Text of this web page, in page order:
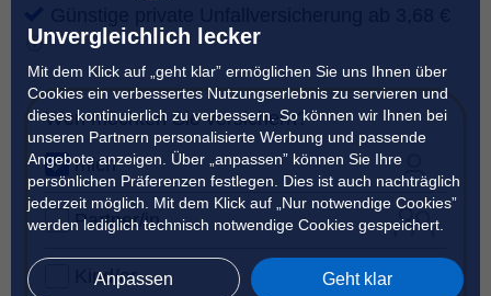
Unvergleichlich lecker
Mit dem Klick auf „geht klar” ermöglichen Sie uns Ihnen über
Cookies ein verbessertes Nutzungserlebnis zu servieren und
dieses kontinuierlich zu verbessern. So können wir Ihnen bei
unseren Partnern personalisierte Werbung und passende
Angebote anzeigen. Über „anpassen” können Sie Ihre
persönlichen Präferenzen festlegen. Dies ist auch nachträglich
jederzeit möglich. Mit dem Klick auf „Nur notwendige Cookies”
werden lediglich technisch notwendige Cookies gespeichert.
Anpassen Geht klar
Wen möchten Sie versichern?
mich
Partner/in
Kind/er